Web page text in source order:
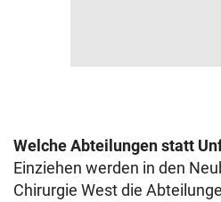
Welche Abteilungen statt
Einziehen werden in den
Chirurgie West die